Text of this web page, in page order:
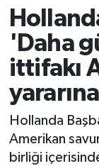
'Daha
ittifakı
Hollanda
Amerikan
birliği
Güncel
Haberde
Kültür -
Haber